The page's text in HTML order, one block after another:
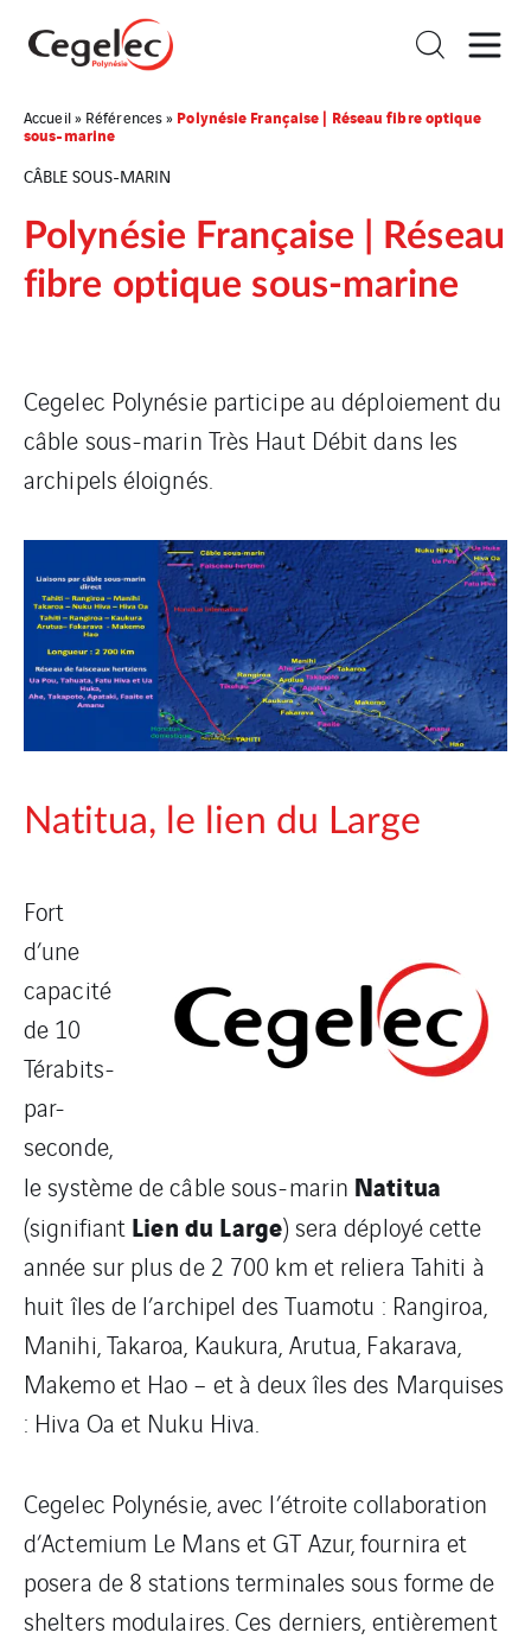
Accueil» Références» Polynésie Française | Réseau fibre optique
sous-marine
CÂBLE SOUS-MARIN
Polynésie Française | Réseau
fibre optique sous-marine
Cegelec Polynésie participe au déploiement du
câble sous-marin Très Haut Débit dans les
archipels éloignés.
Natitua, le lien du Large
Fort
d’une
capacité
de 10
Térabits-
par-
seconde,
le système de câble sous-marin Natitua
(signifiant Lien du Large) sera déployé cette
année sur plus de 2 700 km et reliera Tahiti à
huit îles de l’archipel des Tuamotu : Rangiroa,
Manihi, Takaroa, Kaukura, Arutua, Fakarava,
Makemo et Hao – et à deux îles des Marquises
: Hiva Oa et Nuku Hiva.
Cegelec Polynésie, avec l’étroite collaboration
d’Actemium Le Mans et GT Azur, fournira et
posera de 8 stations terminales sous forme de
shelters modulaires. Ces derniers, entièrement